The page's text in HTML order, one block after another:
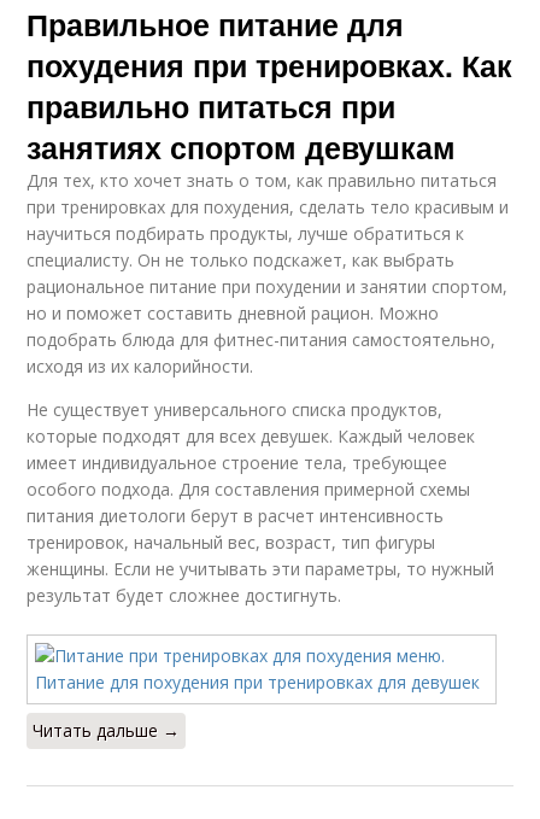
Правильное питание для
похудения при тренировках. Как
правильно питаться при
занятиях спортом девушкам
Для тех, кто хочет знать о том, как правильно питаться
при тренировках для похудения, сделать тело красивым и
научиться подбирать продукты, лучше обратиться к
специалисту. Он не только подскажет, как выбрать
рациональное питание при похудении и занятии спортом,
но и поможет составить дневной рацион. Можно
подобрать блюда для фитнес-питания самостоятельно,
исходя из их калорийности.
Не существует универсального списка продуктов,
которые подходят для всех девушек. Каждый человек
имеет индивидуальное строение тела, требующее
особого подхода. Для составления примерной схемы
питания диетологи берут в расчет интенсивность
тренировок, начальный вес, возраст, тип фигуры
женщины. Если не учитывать эти параметры, то нужный
результат будет сложнее достигнуть.
Читать дальше →